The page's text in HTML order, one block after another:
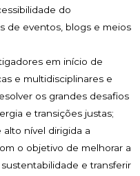
do
de eventos, blogs e meios
em início de
e multidisciplinares e
os grandes desafios
e transições justas;
nível dirigida a
o objetivo de melhorar a
e transferir